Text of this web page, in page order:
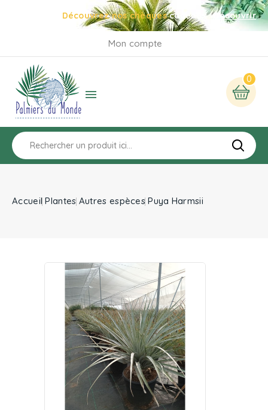
Découvrez nos chèquescadeaux Découvrir
Mon compte

0
Accueil Plantes Autres espèces Puya Harmsii